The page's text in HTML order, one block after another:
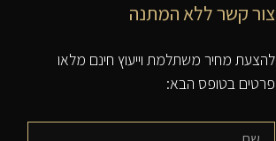
צור קשר ללא המתנה
להצעת מחיר משתלמת וייעוץ חינם מלאו
פרטים בטופס הבא: